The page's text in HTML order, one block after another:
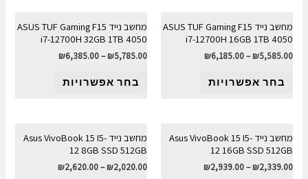
מחשב נייד ASUS TUF Gaming F15
i7-12700H 16GB 1TB 4050
₪5,585.00
–
₪6,185.00
בחר אפשרויות
מחשב נייד ASUS TUF Gaming F15
i7-12700H 32GB 1TB 4050
₪5,785.00
–
₪6,385.00
בחר אפשרויות
מחשב נייד Asus VivoBook 15 I5-
12 16GB SSD 512GB
₪2,339.00
–
₪2,939.00
מחשב נייד Asus VivoBook 15 I5-
12 8GB SSD 512GB
₪2,020.00
–
₪2,620.00